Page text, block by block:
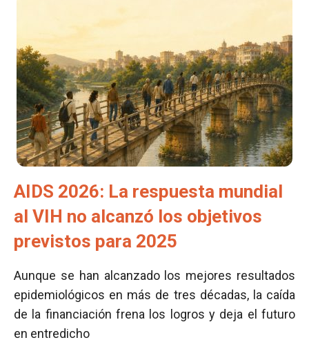
AIDS 2026: La respuesta mundial
al VIH no alcanzó los objetivos
previstos para 2025
Aunque se han alcanzado los mejores resultados
epidemiológicos en más de tres décadas, la caída
de la financiación frena los logros y deja el futuro
en entredicho